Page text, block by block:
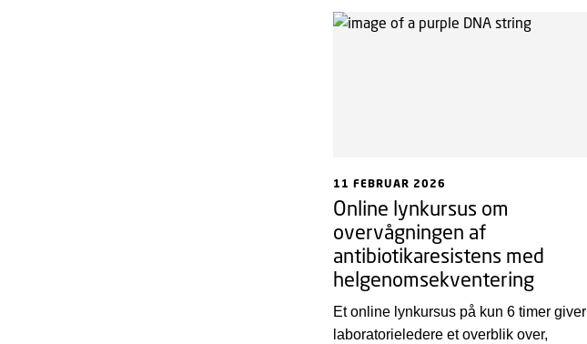
bakterie, der på én gang kan bruges til
syrning og til at øge indholdet af B2-
11 FEBRUAR 2026
Online lynkursus om
overvågningen af
antibiotikaresistens med
helgenomsekventering
Et online lynkursus på kun 6 timer giver
laboratorieledere et overblik over,